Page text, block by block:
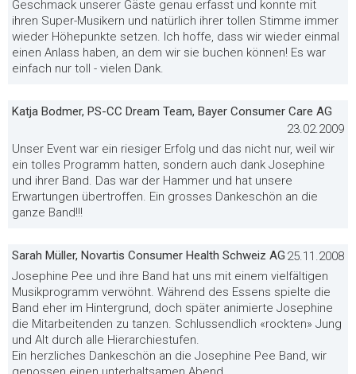
Geschmack unserer Gäste genau erfasst und konnte mit
ihren Super-Musikern und natürlich ihrer tollen Stimme immer
wieder Höhepunkte setzen. Ich hoffe, dass wir wieder einmal
einen Anlass haben, an dem wir sie buchen können! Es war
einfach nur toll - vielen Dank.
Katja Bodmer, PS-CC Dream Team, Bayer Consumer Care AG
23.02.2009
Unser Event war ein riesiger Erfolg und das nicht nur, weil wir
ein tolles Programm hatten, sondern auch dank Josephine
und ihrer Band. Das war der Hammer und hat unsere
Erwartungen übertroffen. Ein grosses Dankeschön an die
ganze Band!!!
Sarah Müller, Novartis Consumer Health Schweiz AG 25.11.2008
Josephine Pee und ihre Band hat uns mit einem vielfältigen
Musikprogramm verwöhnt. Während des Essens spielte die
Band eher im Hintergrund, doch später animierte Josephine
die Mitarbeitenden zu tanzen. Schlussendlich «rockten» Jung
und Alt durch alle Hierarchiestufen.
Ein herzliches Dankeschön an die Josephine Pee Band, wir